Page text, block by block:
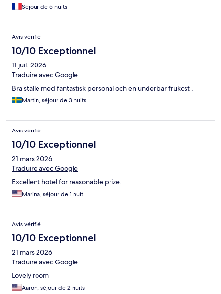
Séjour de 5 nuits
Avis vérifié
10/10 Exceptionnel
11 juil. 2026
Traduire avec Google
Bra ställe med fantastisk personal och en underbar frukost .
Martin, séjour de 3 nuits
Avis vérifié
10/10 Exceptionnel
21 mars 2026
Traduire avec Google
Excellent hotel for reasonable prize.
Marina, séjour de 1 nuit
Avis vérifié
10/10 Exceptionnel
21 mars 2026
Traduire avec Google
Lovely room
Aaron, séjour de 2 nuits